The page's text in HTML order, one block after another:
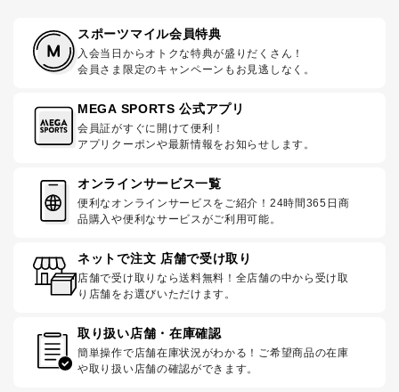
スポーツマイル会員特典
入会当日からオトクな特典が盛りだくさん！
会員さま限定のキャンペーンもお見逃しなく。
MEGA SPORTS 公式アプリ
会員証がすぐに開けて便利！
アプリクーポンや最新情報をお知らせします。
オンラインサービス一覧
便利なオンラインサービスをご紹介！24時間365日商
品購入や便利なサービスがご利用可能。
ネットで注文 店舗で受け取り
店舗で受け取りなら送料無料！全店舗の中から受け取
り店舗をお選びいただけます。
取り扱い店舗・在庫確認
簡単操作で店舗在庫状況がわかる！ご希望商品の在庫
や取り扱い店舗の確認ができます。